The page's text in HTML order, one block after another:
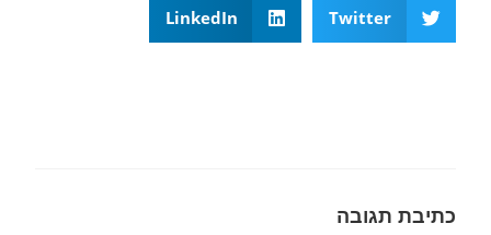
Twitter
LinkedIn
כתיבת תגובה